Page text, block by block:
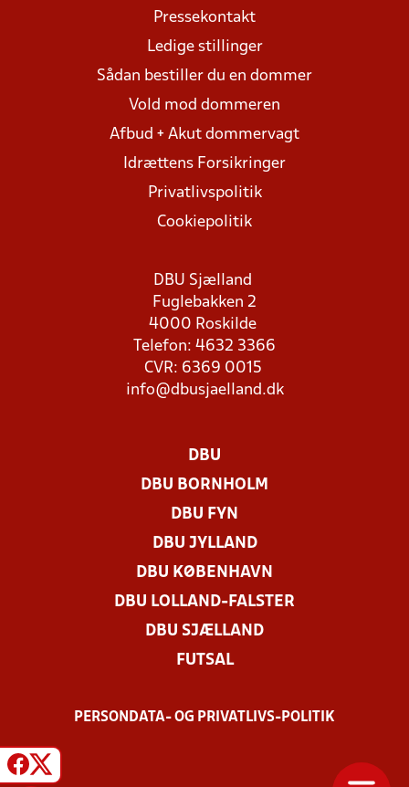
Pressekontakt
Ledige stillinger
Sådan bestiller du en dommer
Vold mod dommeren
Afbud + Akut dommervagt
Idrættens Forsikringer
Privatlivspolitik
Cookiepolitik
DBU Sjælland
Fuglebakken 2
4000 Roskilde
Telefon: 4632 3366
CVR: 6369 0015
info@dbusjaelland.dk
DBU
DBU BORNHOLM
DBU FYN
DBU JYLLAND
DBU KØBENHAVN
DBU LOLLAND-FALSTER
DBU SJÆLLAND
FUTSAL
PERSONDATA- OG PRIVATLIVS-POLITIK